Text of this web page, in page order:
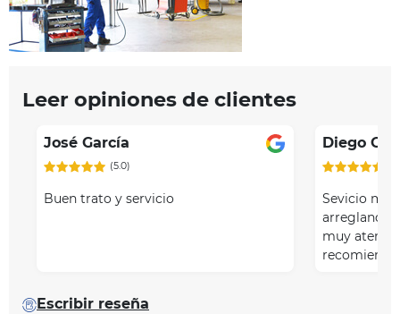
Leer opiniones de clientes
José García
(5.0)
Buen trato y servicio
Diego
Sevicio
arreglando
muy
Escribir reseña